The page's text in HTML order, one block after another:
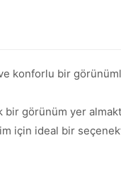
konforlu bir
görünüm yer
için ideal bir